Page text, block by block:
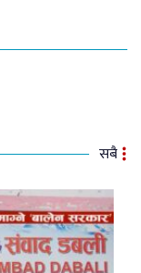
सबै